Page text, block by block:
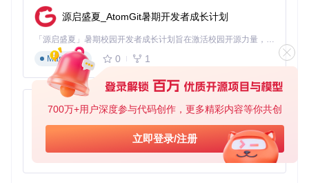
700万+用户深度参与代码创作，更多精彩内容等你共创
立即登录/注册
在目录下创建
实现核心处理逻辑，如消息过滤、格式转换等功能
编写配置文件，定义扩展的可配置参数
核心接口实现：
export default class MessageProcessor {
constructor
robot
this . robot = robot;
this.initialize();
源启盛夏_AtomGit暑期开发者成长计划
「源启盛夏」暑期校园开发者成长计划旨在激活校园开源力量，通过积分激励、认证扶持、资源倾斜等形式，引导高校组织和开发者完成「入驻 — 建项目 — 做贡献 — 获认证 — 得资源」的完整闭环。无论你是想带领社团入驻平台的组织者，还是希望用代码贡献证明自己的开发者，都能在这里找到属于你的成长路径。
Markdown
0 1
py-xiaozhi
基于Python的Xiaozhi AI，适用于想要完整Xiaozhi体验而无需拥有专用硬件的用户。
Python
0 1